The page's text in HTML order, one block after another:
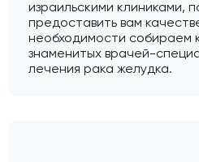
израильскими клиниками,
предоставить вам
необходимости собираем
знаменитых врачей-
лечения рака желудка.